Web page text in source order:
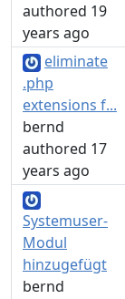
authored 19
years ago
eliminate
.php
extensions f...
bernd
authored 17
years ago
Systemuser-
Modul
hinzugefügt
bernd